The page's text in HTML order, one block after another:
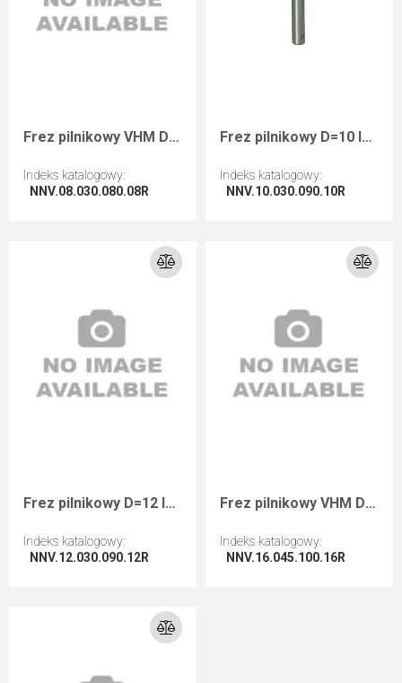
Frez pilnikowy VHM D=8 I=30 L=80 S=8 RH zgrubny
Indeks katalogowy:
NNV.08.030.080.08R
Frez pilnikowy D=10 I=30 L=90 S=10 RH zgrubny ostrze wiercące
Indeks katalogowy:
NNV.10.030.090.10R
Frez pilnikowy D=12 I=30 L=90 S=12 RH zgrubny ostrze wiercące
Indeks katalogowy:
NNV.12.030.090.12R
Frez pilnikowy VHM D=16 I=45 L=100 S=16 RH zgrubny
Indeks katalogowy:
NNV.16.045.100.16R